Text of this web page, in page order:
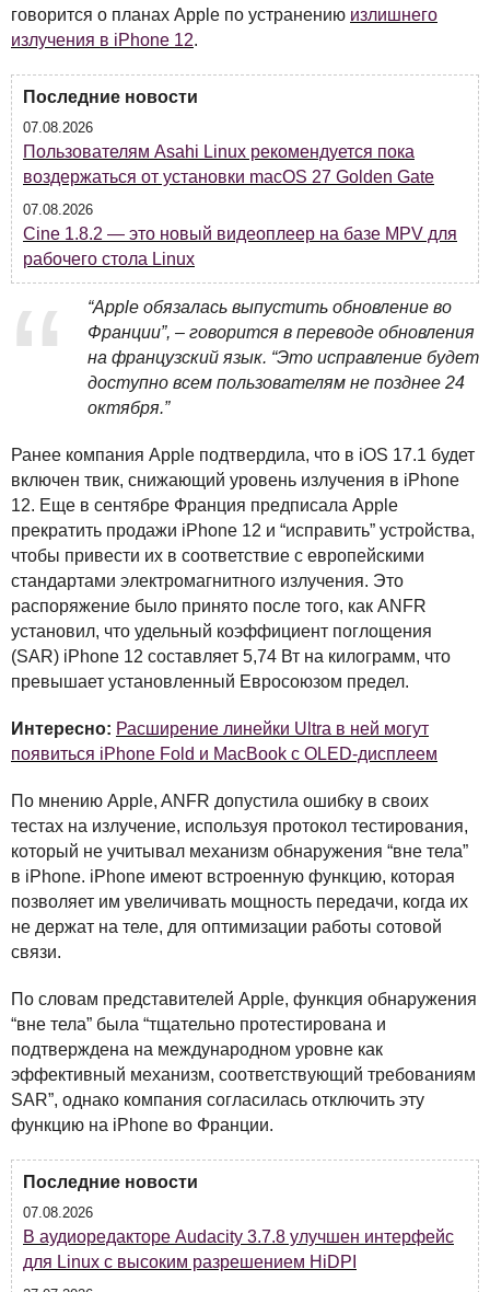
говорится о планах Apple по устранению излишнего
излучения в iPhone 12.
Последние новости
07.08.2026
Пользователям Asahi Linux рекомендуется пока
воздержаться от установки macOS 27 Golden Gate
07.08.2026
Cine 1.8.2 — это новый видеоплеер на базе MPV для
рабочего стола Linux
“Apple обязалась выпустить обновление во
Франции”, – говорится в переводе обновления
на французский язык. “Это исправление будет
доступно всем пользователям не позднее 24
октября.”
Ранее компания Apple подтвердила, что в iOS 17.1 будет
включен твик, снижающий уровень излучения в iPhone
12. Еще в сентябре Франция предписала Apple
прекратить продажи iPhone 12 и “исправить” устройства,
чтобы привести их в соответствие с европейскими
стандартами электромагнитного излучения. Это
распоряжение было принято после того, как ANFR
установил, что удельный коэффициент поглощения
(SAR) iPhone 12 составляет 5,74 Вт на килограмм, что
превышает установленный Евросоюзом предел.
Интересно: Расширение линейки Ultra в ней могут
появиться iPhone Fold и MacBook с OLED-дисплеем
По мнению Apple, ANFR допустила ошибку в своих
тестах на излучение, используя протокол тестирования,
который не учитывал механизм обнаружения “вне тела”
в iPhone. iPhone имеют встроенную функцию, которая
позволяет им увеличивать мощность передачи, когда их
не держат на теле, для оптимизации работы сотовой
связи.
По словам представителей Apple, функция обнаружения
“вне тела” была “тщательно протестирована и
подтверждена на международном уровне как
эффективный механизм, соответствующий требованиям
SAR”, однако компания согласилась отключить эту
функцию на iPhone во Франции.
Последние новости
07.08.2026
В аудиоредакторе Audacity 3.7.8 улучшен интерфейс
для Linux с высоким разрешением HiDPI